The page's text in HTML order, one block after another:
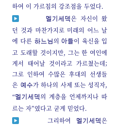
하여 이 가르침의 강조점을 두었다.
멜기세덱은 자신이 왔
던 것과 마찬가지로 미래의 어느 날
에 다른 하느님 의 아들이 육신을 입
고 도래할 것이지만, 그는 한 여인에
게서 태어날 것이라고 가르쳤는데;
그로 인하여 수많은 후대의 선생들
은 예수가 하나의 사제 또는 성직자,
“멜기세덱의 계층을 언제까지나 따
르는 자”였다고 굳게 믿었다.
그리하여 멜기세덱은